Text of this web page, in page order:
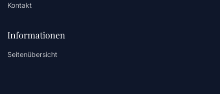
Kontakt
Informationen
Seitenübersicht